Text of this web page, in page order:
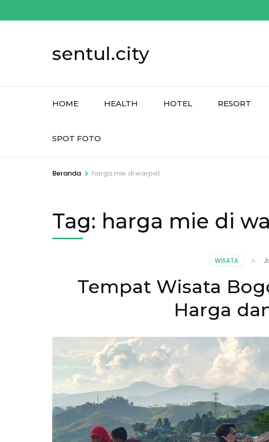
ke
sentul.city
HOME HEALTH HOTEL RESORT
SPOT FOTO
Beranda > harga mie di warpat
Tag: harga mie di
WISATA
Tempat Wisata
Harga